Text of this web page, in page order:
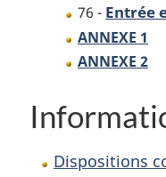
76 - Entrée
ANNEXE 1
ANNEXE 2
Dispositions